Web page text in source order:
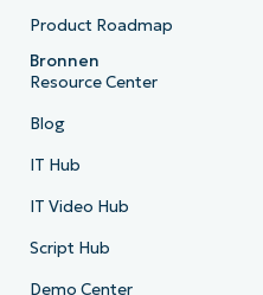
Product Roadmap
Bronnen
Resource Center
Blog
IT Hub
IT Video Hub
Script Hub
Demo Center